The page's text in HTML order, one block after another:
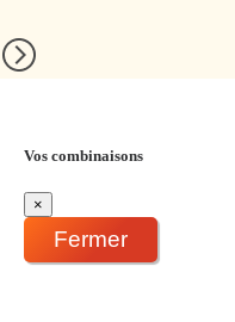
Vos combinaisons
×
Fermer